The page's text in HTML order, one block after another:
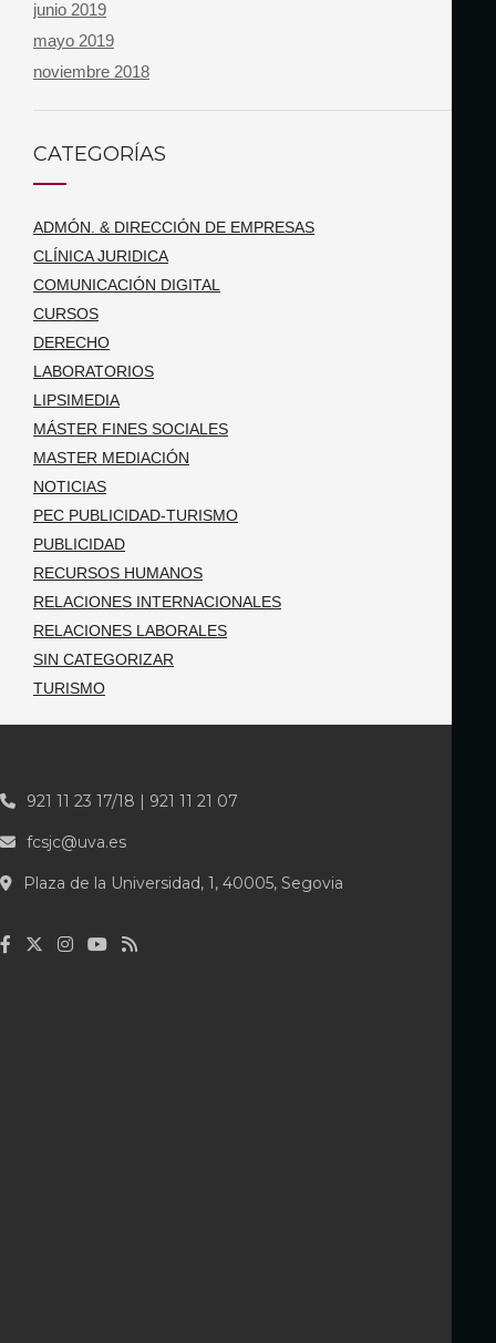
junio 2019
mayo 2019
noviembre 2018
CATEGORÍAS
ADMÓN. & DIRECCIÓN DE EMPRESAS
CLÍNICA JURIDICA
COMUNICACIÓN DIGITAL
CURSOS
DERECHO
LABORATORIOS
LIPSIMEDIA
MÁSTER FINES SOCIALES
MASTER MEDIACIÓN
NOTICIAS
PEC PUBLICIDAD-TURISMO
PUBLICIDAD
RECURSOS HUMANOS
RELACIONES INTERNACIONALES
RELACIONES LABORALES
SIN CATEGORIZAR
TURISMO
921 11 23 17/18 | 921 11 21 07
fcsjc@uva.es
Plaza de la Universidad, 1, 40005, Segovia